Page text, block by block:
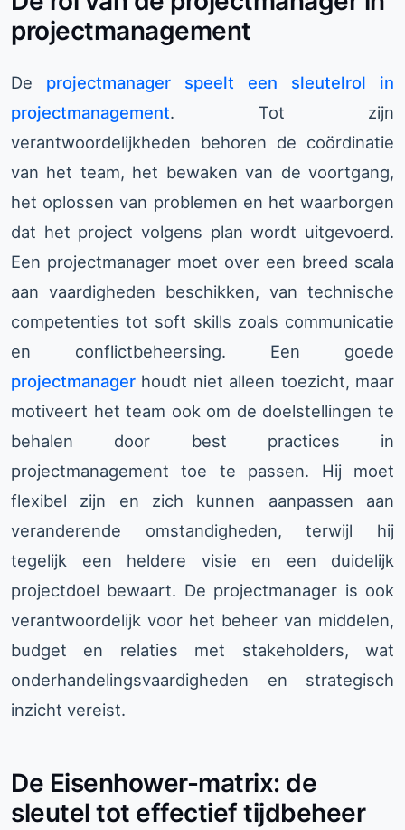
projectmanagement
De projectmanager speelt een sleutelrol in
projectmanagement. Tot zijn
verantwoordelijkheden behoren de coördinatie
van het team, het bewaken van de voortgang,
het oplossen van problemen en het waarborgen
dat het project volgens plan wordt uitgevoerd.
Een projectmanager moet over een breed scala
aan vaardigheden beschikken, van technische
competenties tot soft skills zoals communicatie
en conflictbeheersing. Een goede
projectmanager houdt niet alleen toezicht, maar
motiveert het team ook om de doelstellingen te
behalen door best practices in
projectmanagement toe te passen. Hij moet
flexibel zijn en zich kunnen aanpassen aan
veranderende omstandigheden, terwijl hij
tegelijk een heldere visie en een duidelijk
projectdoel bewaart. De projectmanager is ook
verantwoordelijk voor het beheer van middelen,
budget en relaties met stakeholders, wat
onderhandelingsvaardigheden en strategisch
inzicht vereist.
De Eisenhower-matrix: de
sleutel tot effectief tijdbeheer